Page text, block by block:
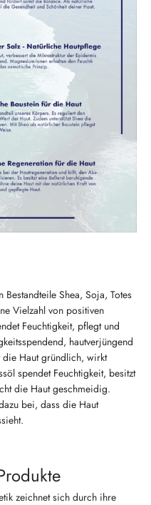
Shea, Soja, Totes
Vielzahl von positiven
Feuchtigkeit, pflegt und
hautverjüngend
die Haut gründlich, wirkt
spendet Feuchtigkeit, besitzt
die Haut geschmeidig.
bei, dass die Haut
zeichnet sich durch ihre